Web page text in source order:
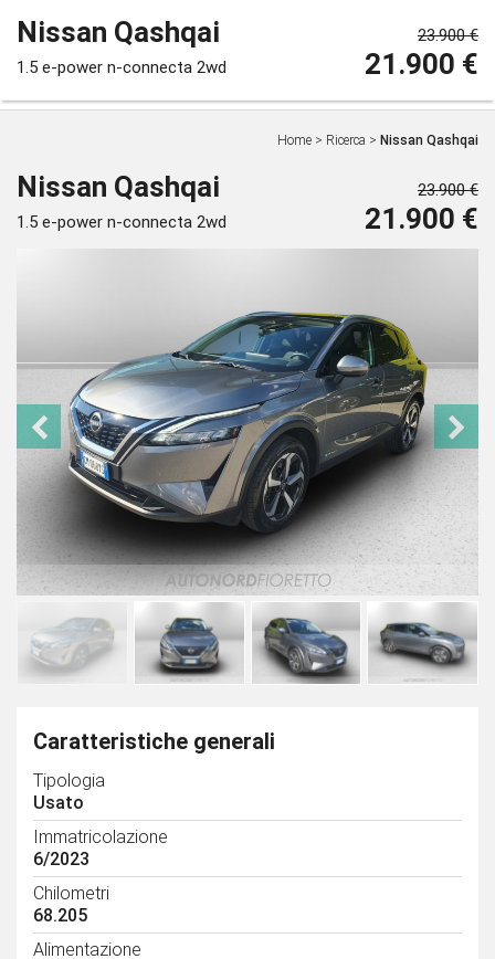
Home > Ricerca > Nissan Qashqai
Nissan Qashqai
1.5 e-power n-connecta 2wd
23.900 €
21.900 €
Caratteristiche generali
Tipologia
Usato
Immatricolazione
6/2023
Chilometri
68.205
Alimentazione
Nissan Qashqai
1.5 e-power n-connecta 2wd
23.900 €
21.900 €